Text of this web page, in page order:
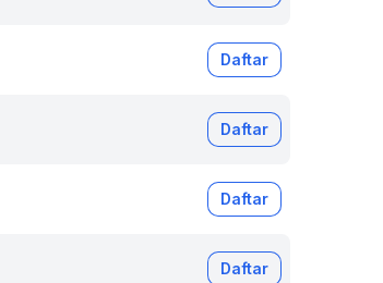
Daftar
Daftar
Daftar
Daftar